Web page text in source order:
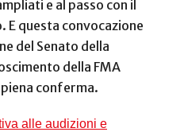
e al passo con il
E questa convocazione
del Senato della
della FMA
conferma.
alle audizioni e